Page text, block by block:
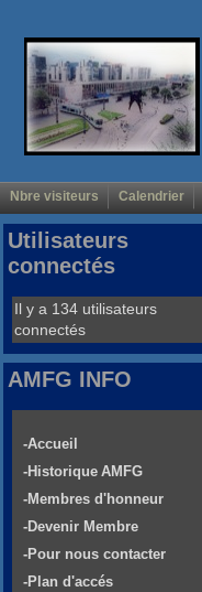
Nbre visiteurs Calendrier
Utilisateurs
connectés
Il y a 134 utilisateurs
connectés
AMFG INFO
-Accueil
-Historique AMFG
-Membres d'honneur
-Devenir Membre
-Pour nous contacter
-Plan d'accés